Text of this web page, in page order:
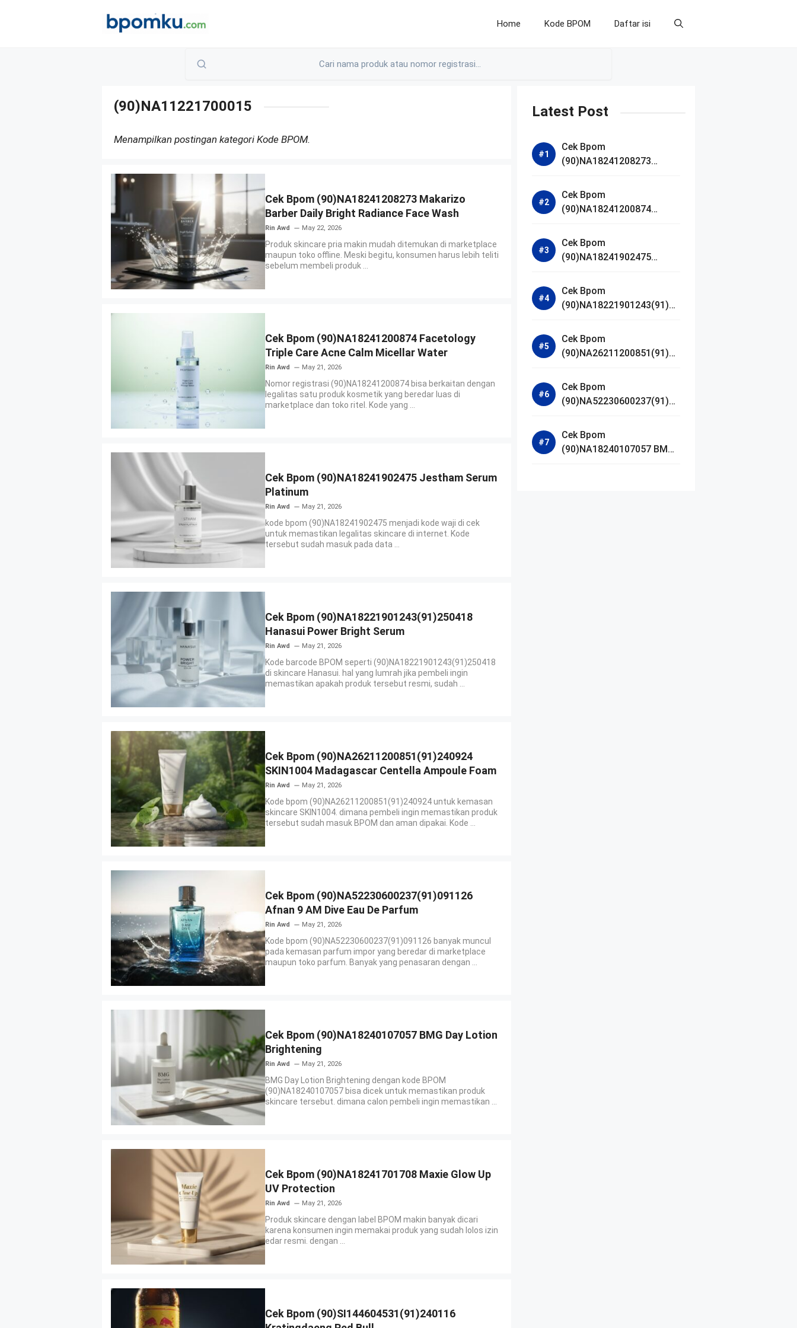
Home Kode BPOM Daftar isi
(90)NA11221700015
Menampilkan postingan kategori Kode BPOM.
Cek Bpom (90)NA18241208273 Makarizo
Barber Daily Bright Radiance Face Wash
Rin Awd May 22, 2026
Produk skincare pria makin mudah ditemukan di marketplace
maupun toko offline. Meski begitu, konsumen harus lebih teliti
sebelum membeli produk ...
Cek Bpom (90)NA18241200874 Facetology
Triple Care Acne Calm Micellar Water
Rin Awd May 21, 2026
Nomor registrasi (90)NA18241200874 bisa berkaitan dengan
legalitas satu produk kosmetik yang beredar luas di
marketplace dan toko ritel. Kode yang ...
Cek Bpom (90)NA18241902475 Jestham Serum
Platinum
Rin Awd May 21, 2026
kode bpom (90)NA18241902475 menjadi kode waji di cek
untuk memastikan legalitas skincare di internet. Kode
tersebut sudah masuk pada data ...
Cek Bpom (90)NA18221901243(91)250418
Hanasui Power Bright Serum
Rin Awd May 21, 2026
Kode barcode BPOM seperti (90)NA18221901243(91)250418
di skincare Hanasui. hal yang lumrah jika pembeli ingin
memastikan apakah produk tersebut resmi, sudah ...
Cek Bpom (90)NA26211200851(91)240924
SKIN1004 Madagascar Centella Ampoule Foam
Rin Awd May 21, 2026
Kode bpom (90)NA26211200851(91)240924 untuk kemasan
skincare SKIN1004. dimana pembeli ingin memastikan produk
tersebut sudah masuk BPOM dan aman dipakai. Kode ...
Cek Bpom (90)NA52230600237(91)091126
Afnan 9 AM Dive Eau De Parfum
Rin Awd May 21, 2026
Kode bpom (90)NA52230600237(91)091126 banyak muncul
pada kemasan parfum impor yang beredar di marketplace
maupun toko parfum. Banyak yang penasaran dengan ...
Cek Bpom (90)NA18240107057 BMG Day Lotion
Brightening
Rin Awd May 21, 2026
BMG Day Lotion Brightening dengan kode BPOM
(90)NA18240107057 bisa dicek untuk memastikan produk
skincare tersebut. dimana calon pembeli ingin memastikan ...
Cek Bpom (90)NA18241701708 Maxie Glow Up
UV Protection
Rin Awd May 21, 2026
Produk skincare dengan label BPOM makin banyak dicari
karena konsumen ingin memakai produk yang sudah lolos izin
edar resmi. dengan ...
Cek Bpom (90)SI144604531(91)240116
Latest Post
Cek Bpom
(90)NA18241208273
Bright Radiance Face
Wash
Cek Bpom
(90)NA18241200874
Acne Calm Micellar Water
Cek Bpom
(90)NA18241902475
Cek Bpom
(90)NA18221901243(91)25
Serum
Cek Bpom
(90)NA26211200851(91)24
Madagascar Centella
Ampoule Foam
Cek Bpom
(90)NA52230600237(91)09
De Parfum
Cek Bpom
(90)NA18240107057 BMG